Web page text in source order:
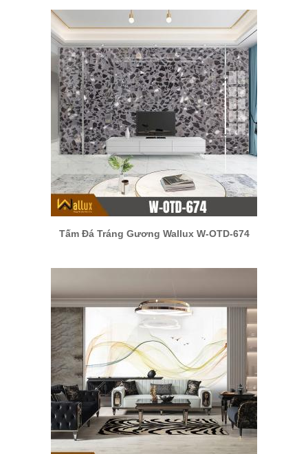
Tấm Đá Tráng Gương Wallux W-OTD-674